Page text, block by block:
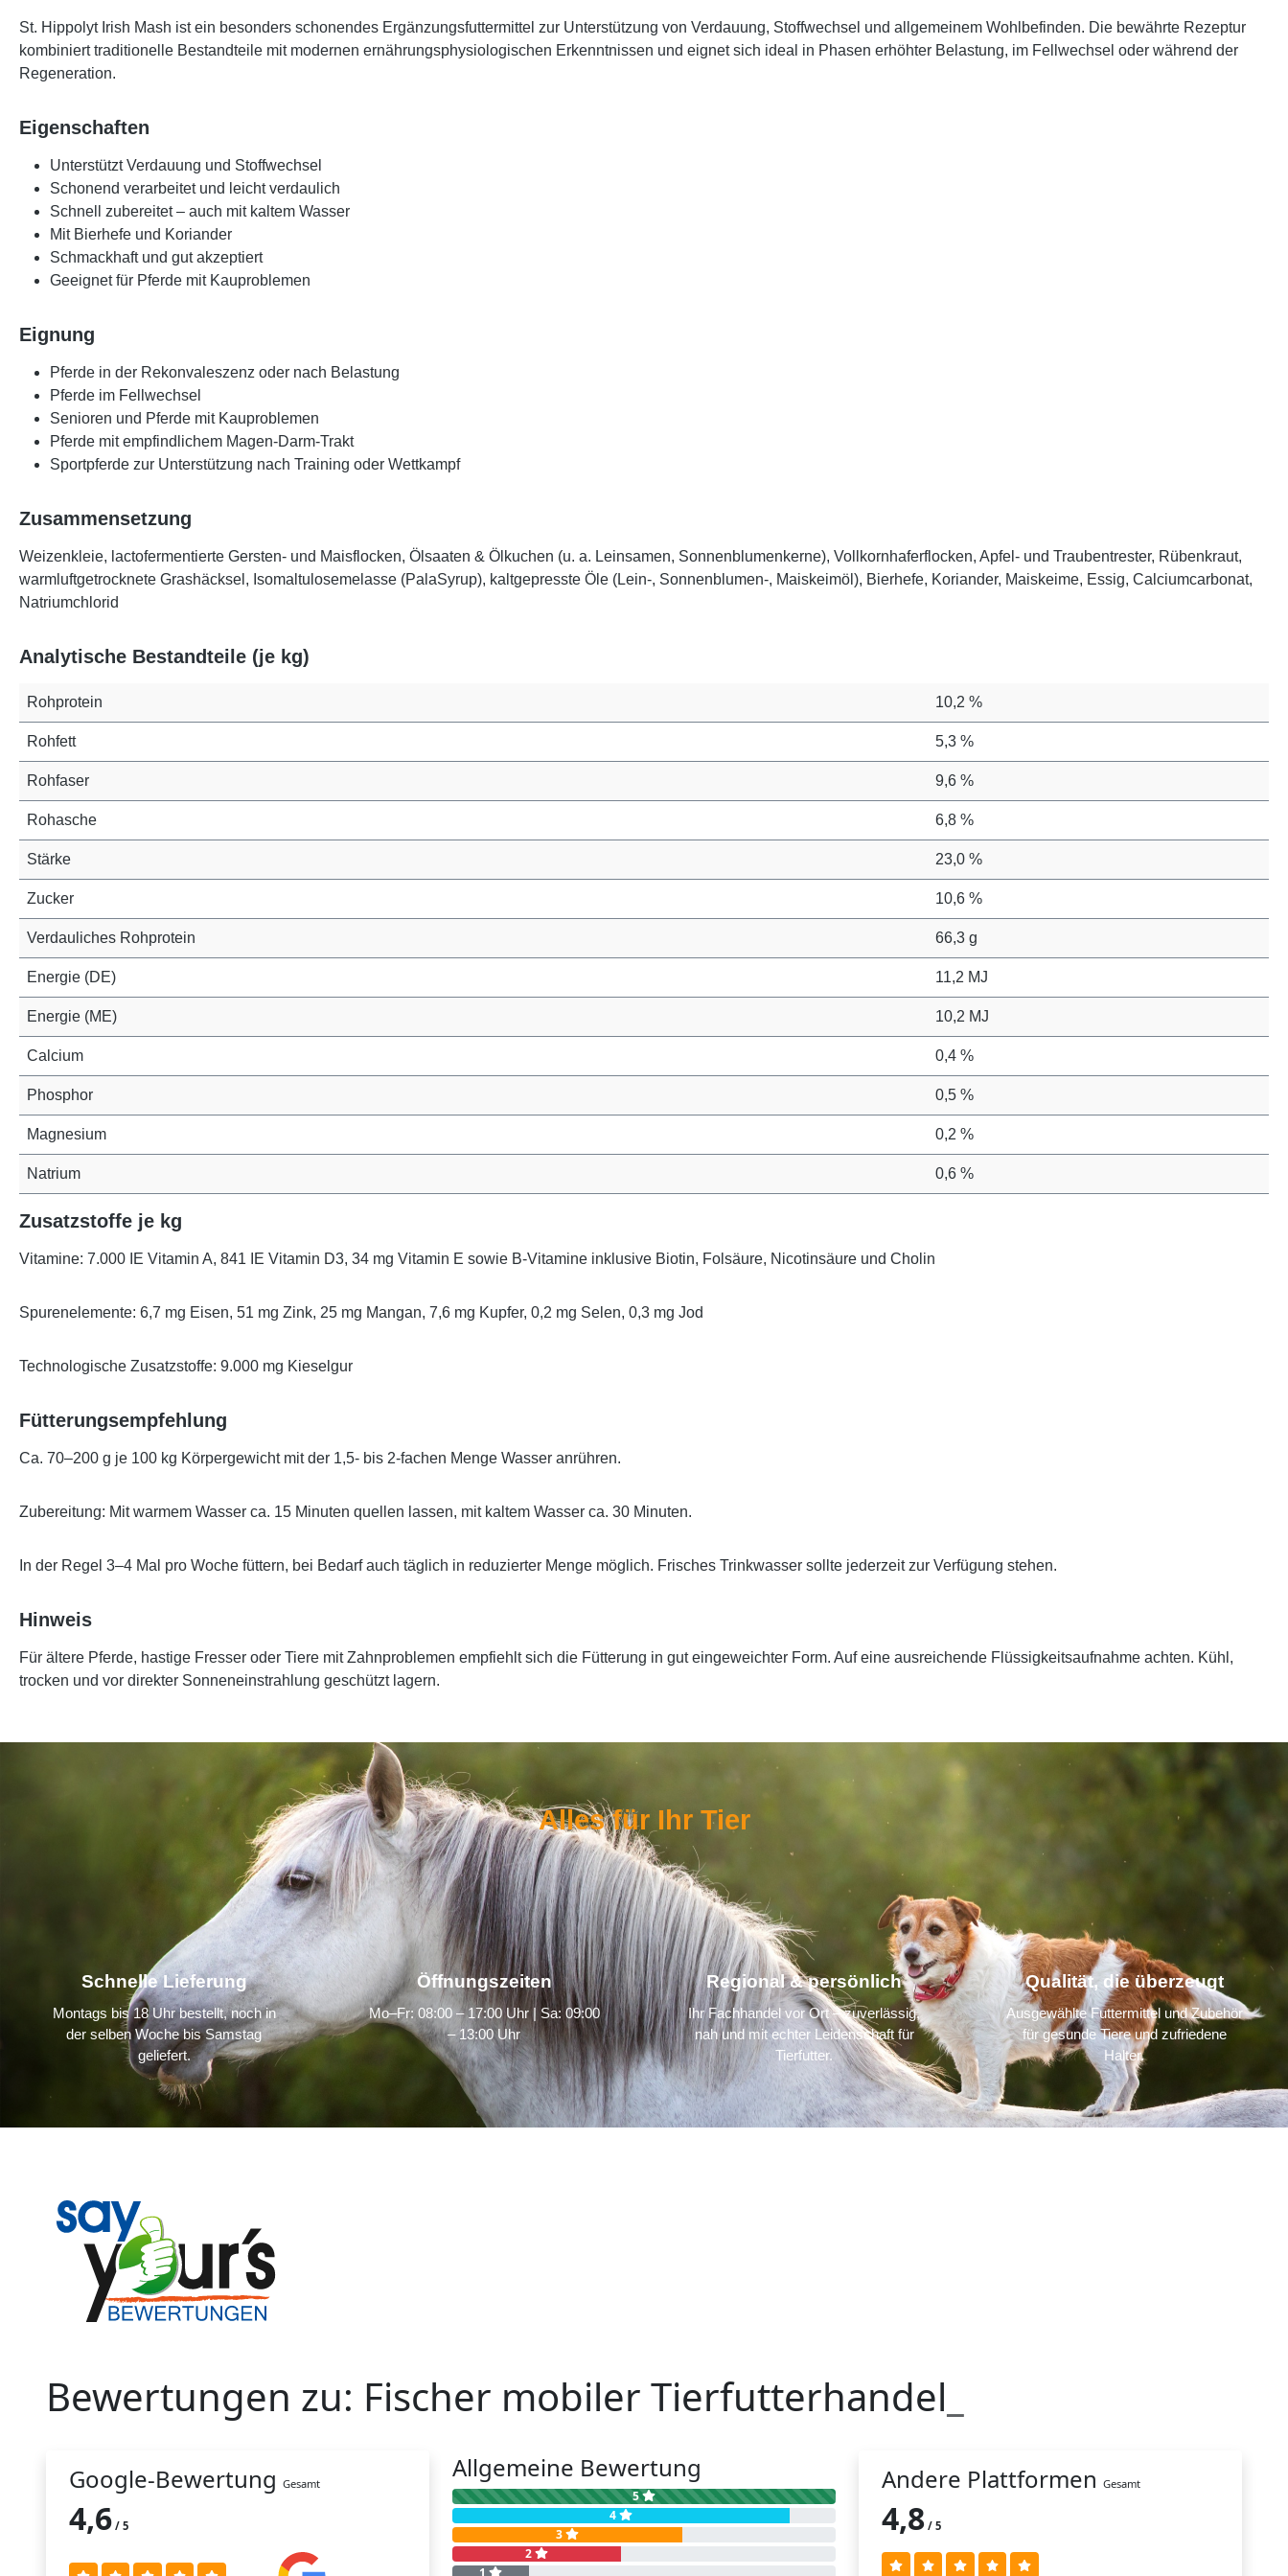
St. Hippolyt Irish Mash ist ein besonders schonendes Ergänzungsfuttermittel zur Unterstützung von Verdauung, Stoffwechsel und allgemeinem Wohlbefinden. Die bewährte Rezeptur
kombiniert traditionelle Bestandteile mit modernen ernährungsphysiologischen Erkenntnissen und eignet sich ideal in Phasen erhöhter Belastung, im Fellwechsel oder während der
Regeneration.
Eigenschaften
Unterstützt Verdauung und Stoffwechsel
Schonend verarbeitet und leicht verdaulich
Schnell zubereitet – auch mit kaltem Wasser
Mit Bierhefe und Koriander
Schmackhaft und gut akzeptiert
Geeignet für Pferde mit Kauproblemen
Eignung
Pferde in der Rekonvaleszenz oder nach Belastung
Pferde im Fellwechsel
Senioren und Pferde mit Kauproblemen
Pferde mit empfindlichem Magen-Darm-Trakt
Sportpferde zur Unterstützung nach Training oder Wettkampf
Zusammensetzung
Weizenkleie, lactofermentierte Gersten- und Maisflocken, Ölsaaten & Ölkuchen (u. a. Leinsamen, Sonnenblumenkerne), Vollkornhaferflocken, Apfel- und Traubentrester, Rübenkraut,
warmluftgetrocknete Grashäcksel, Isomaltulosemelasse (PalaSyrup), kaltgepresste Öle (Lein-, Sonnenblumen-, Maiskeimöl), Bierhefe, Koriander, Maiskeime, Essig, Calciumcarbonat,
Natriumchlorid
Analytische Bestandteile (je kg)
Rohprotein 10,2 %
Rohfett 5,3 %
Rohfaser 9,6 %
Rohasche 6,8 %
Stärke 23,0 %
Zucker 10,6 %
Verdauliches Rohprotein 66,3 g
Energie (DE) 11,2 MJ
Energie (ME) 10,2 MJ
Calcium 0,4 %
Phosphor 0,5 %
Magnesium 0,2 %
Natrium 0,6 %
Zusatzstoffe je kg
Vitamine: 7.000 IE Vitamin A, 841 IE Vitamin D3, 34 mg Vitamin E sowie B-Vitamine inklusive Biotin, Folsäure, Nicotinsäure und Cholin
Spurenelemente: 6,7 mg Eisen, 51 mg Zink, 25 mg Mangan, 7,6 mg Kupfer, 0,2 mg Selen, 0,3 mg Jod
Technologische Zusatzstoffe: 9.000 mg Kieselgur
Fütterungsempfehlung
Ca. 70–200 g je 100 kg Körpergewicht mit der 1,5- bis 2-fachen Menge Wasser anrühren.
Zubereitung: Mit warmem Wasser ca. 15 Minuten quellen lassen, mit kaltem Wasser ca. 30 Minuten.
In der Regel 3–4 Mal pro Woche füttern, bei Bedarf auch täglich in reduzierter Menge möglich. Frisches Trinkwasser sollte jederzeit zur Verfügung stehen.
Hinweis
Für ältere Pferde, hastige Fresser oder Tiere mit Zahnproblemen empfiehlt sich die Fütterung in gut eingeweichter Form. Auf eine ausreichende Flüssigkeitsaufnahme achten. Kühl,
trocken und vor direkter Sonneneinstrahlung geschützt lagern.
Alles für Ihr Tier
Schnelle Lieferung
Montags bis 18 Uhr bestellt, noch in
der selben Woche bis Samstag
geliefert.
Öffnungszeiten
Mo–Fr: 08:00 – 17:00 Uhr | Sa: 09:00
– 13:00 Uhr
Regional & persönlich
Ihr Fachhandel vor Ort – zuverlässig,
nah und mit echter Leidenschaft für
Tierfutter.
Qualität, die überzeugt
Ausgewählte Futtermittel und Zubehör
für gesunde Tiere und zufriedene
Halter.